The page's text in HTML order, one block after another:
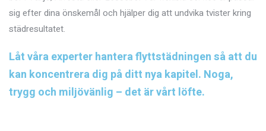
sig efter dina önskemål och hjälper dig att undvika tvister kring
städresultatet.
Låt våra experter hantera flyttstädningen så att du
kan koncentrera dig på ditt nya kapitel. Noga,
trygg och miljövänlig – det är vårt löfte.